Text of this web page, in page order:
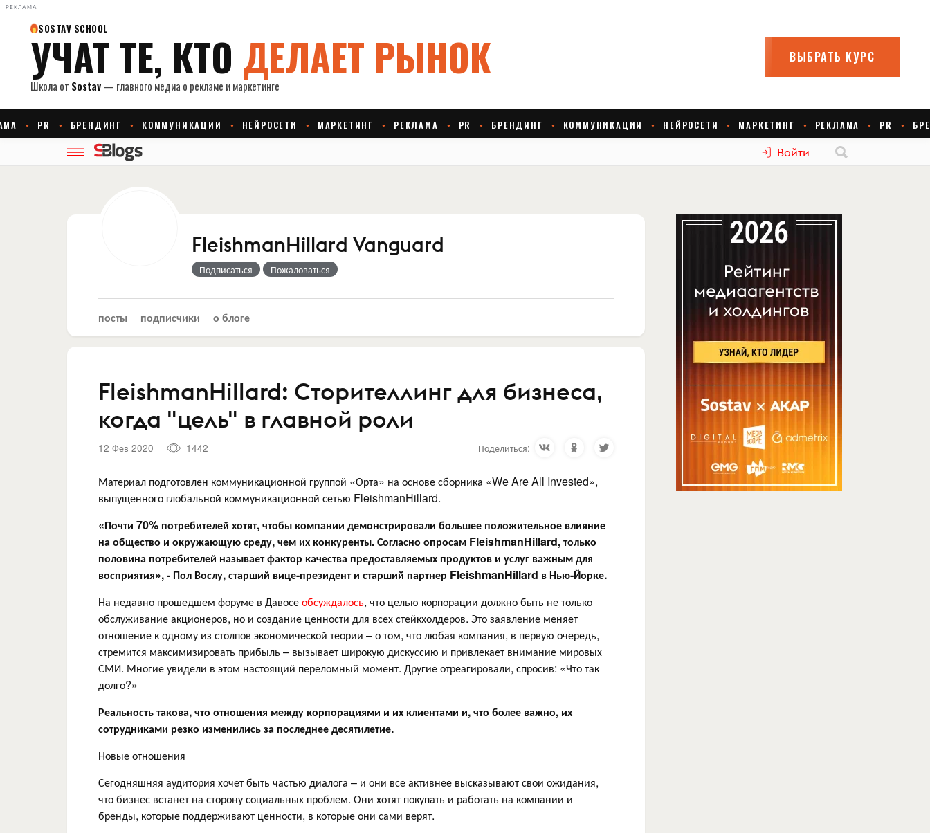
РЕКЛАМА
Войти
FleishmanHillard Vanguard
Подписаться Пожаловаться
посты подписчики о блоге
FleishmanHillard: Сторителлинг для бизнеса,
когда "цель" в главной роли
12 Фев 2020 1442 Поделиться:
Материал подготовлен коммуникационной группой «Орта» на основе сборника «We Are All Invested»,
выпущенного глобальной коммуникационной сетью FleishmanHillard.
«Почти 70% потребителей хотят, чтобы компании демонстрировали большее положительное влияние
на общество и окружающую среду, чем их конкуренты. Согласно опросам FleishmanHillard, только
половина потребителей называет фактор качества предоставляемых продуктов и услуг важным для
восприятия», - Пол Вослу, старший вице-президент и старший партнер FleishmanHillard в Нью-Йорке.
На недавно прошедшем форуме в Давосеобсуждалось, что целью корпорации должно быть не только
обслуживание акционеров, но и создание ценности для всех стейкхолдеров. Это заявление меняет
отношение к одному из столпов экономической теории – о том, что любая компания, в первую очередь,
стремится максимизировать прибыль – вызывает широкую дискуссию и привлекает внимание мировых
СМИ. Многие увидели в этом настоящий переломный момент. Другие отреагировали, спросив: «Что так
долго?»
Реальность такова, что отношения между корпорациями и их клиентами и, что более важно, их
сотрудниками резко изменились за последнее десятилетие.
Новые отношения
Сегодняшняя аудитория хочет быть частью диалога – и они все активнее высказывают свои ожидания,
что бизнес встанет на сторону социальных проблем. Они хотят покупать и работать на компании и
бренды, которые поддерживают ценности, в которые они сами верят.